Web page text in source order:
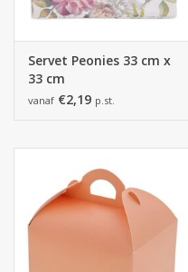
Servet Peonies 33 cm x
33 cm
vanaf €2,19 p.st.